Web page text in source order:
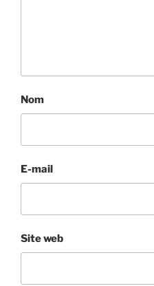
Nom
E-mail
Site web